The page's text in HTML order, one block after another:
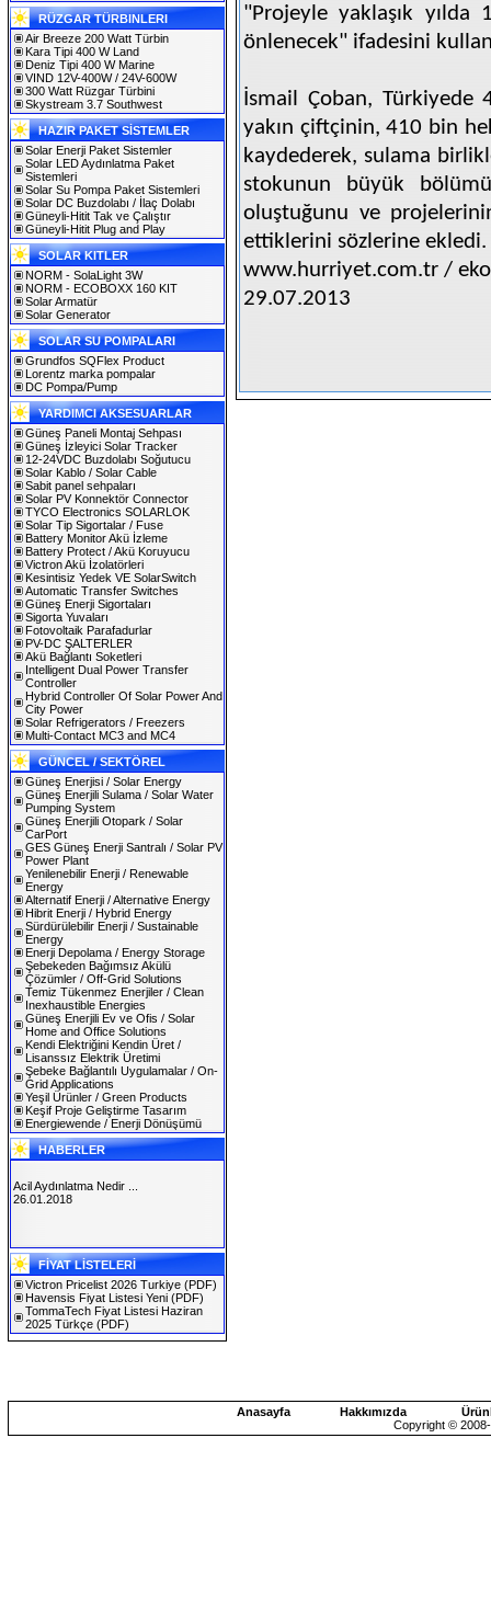
RÜZGAR TÜRBINLERI
Air Breeze 200 Watt Türbin
Kara Tipi 400 W Land
Deniz Tipi 400 W Marine
VIND 12V-400W / 24V-600W
300 Watt Rüzgar Türbini
Skystream 3.7 Southwest
HAZIR PAKET SİSTEMLER
Solar Enerji Paket Sistemler
Solar LED Aydınlatma Paket
Sistemleri
Solar Su Pompa Paket Sistemleri
Solar DC Buzdolabı / İlaç Dolabı
Güneyli-Hitit Tak ve Çalıştır
Güneyli-Hitit Plug and Play
SOLAR KITLER
NORM - SolaLight 3W
NORM - ECOBOXX 160 KIT
Solar Armatür
Solar Generator
SOLAR SU POMPALARI
Grundfos SQFlex Product
Lorentz marka pompalar
DC Pompa/Pump
YARDIMCI AKSESUARLAR
Güneş Paneli Montaj Sehpası
Güneş İzleyici Solar Tracker
12-24VDC Buzdolabı Soğutucu
Solar Kablo / Solar Cable
Sabit panel sehpaları
Solar PV Konnektör Connector
TYCO Electronics SOLARLOK
Solar Tip Sigortalar / Fuse
Battery Monitor Akü İzleme
Battery Protect / Akü Koruyucu
Victron Akü İzolatörleri
Kesintisiz Yedek VE SolarSwitch
Automatic Transfer Switches
Güneş Enerji Sigortaları
Sigorta Yuvaları
Fotovoltaik Parafadurlar
PV-DC ŞALTERLER
Akü Bağlantı Soketleri
Intelligent Dual Power Transfer
Controller
Hybrid Controller Of Solar Power And
City Power
Solar Refrigerators / Freezers
Multi-Contact MC3 and MC4
GÜNCEL / SEKTÖREL
Güneş Enerjisi / Solar Energy
Güneş Enerjili Sulama / Solar Water
Pumping System
Güneş Enerjili Otopark / Solar
CarPort
GES Güneş Enerji Santralı / Solar PV
Power Plant
Yenilenebilir Enerji / Renewable
Energy
Alternatif Enerji / Alternative Energy
Hibrit Enerji / Hybrid Energy
Sürdürülebilir Enerji / Sustainable
Energy
Enerji Depolama / Energy Storage
Şebekeden Bağımsız Akülü
Çözümler / Off-Grid Solutions
Temiz Tükenmez Enerjiler / Clean
Inexhaustible Energies
Güneş Enerjili Ev ve Ofis / Solar
Home and Office Solutions
Kendi Elektriğini Kendin Üret /
Lisanssız Elektrik Üretimi
Şebeke Bağlantılı Uygulamalar / On-
Grid Applications
Yeşil Ürünler / Green Products
Keşif Proje Geliştirme Tasarım
Energiewende / Enerji Dönüşümü
HABERLER
SOLAREX ISTANBUL 2019
30.01.2019
Acil Aydınlatma Nedir ...
26.01.2018
FİYAT LİSTELERİ
Victron Pricelist 2026 Turkiye (PDF)
Havensis Fiyat Listesi Yeni (PDF)
TommaTech Fiyat Listesi Haziran
2025 Türkçe (PDF)
"Projeyle yaklaşık
önlenecek" ifadesini
İsmail Çoban,
yakın çiftçinin, 410 bin
kaydederek, sulama
stokunun büyük
oluştuğunu ve
ettiklerini sözlerine ekledi.
www.hurriyet.com.tr /
29.07.2013
Anasayfa Hakkımızda
Copyright ©